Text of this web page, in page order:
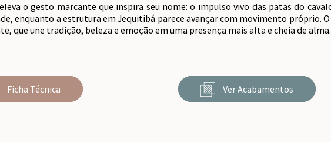
o gesto marcante que inspira seu nome: o impulso vivo das patas do
enquanto a estrutura em Jequitibá parece avançar com movimento próprio.
que une tradição, beleza e emoção em uma presença mais alta e cheia de alma.
Ficha Técnica Ver Acabamentos